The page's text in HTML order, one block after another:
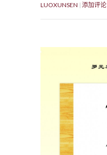
LUOXUNSEN 添加评论